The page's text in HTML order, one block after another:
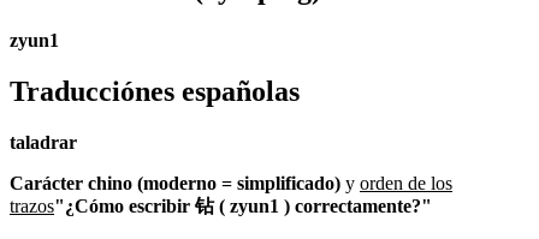
zyun1
Traducciónes españolas
taladrar
Carácter chino (moderno = simplificado) y orden de los
trazos"¿Cómo escribir 钻 ( zyun1 ) correctamente?"